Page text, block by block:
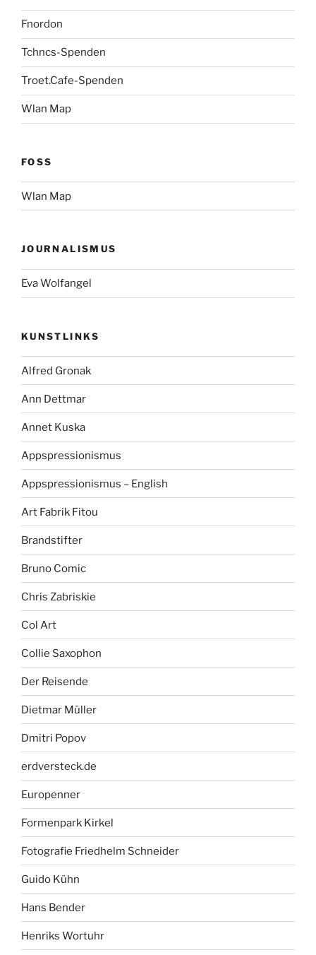
Fnordon
Tchncs-Spenden
Troet.Cafe-Spenden
Wlan Map
FOSS
Wlan Map
JOURNALISMUS
Eva Wolfangel
KUNSTLINKS
Alfred Gronak
Ann Dettmar
Annet Kuska
Appspressionismus
Appspressionismus – English
Art Fabrik Fitou
Brandstifter
Bruno Comic
Chris Zabriskie
Col Art
Collie Saxophon
Der Reisende
Dietmar Müller
Dmitri Popov
erdversteck.de
Europenner
Formenpark Kirkel
Fotografie Friedhelm Schneider
Guido Kühn
Hans Bender
Henriks Wortuhr